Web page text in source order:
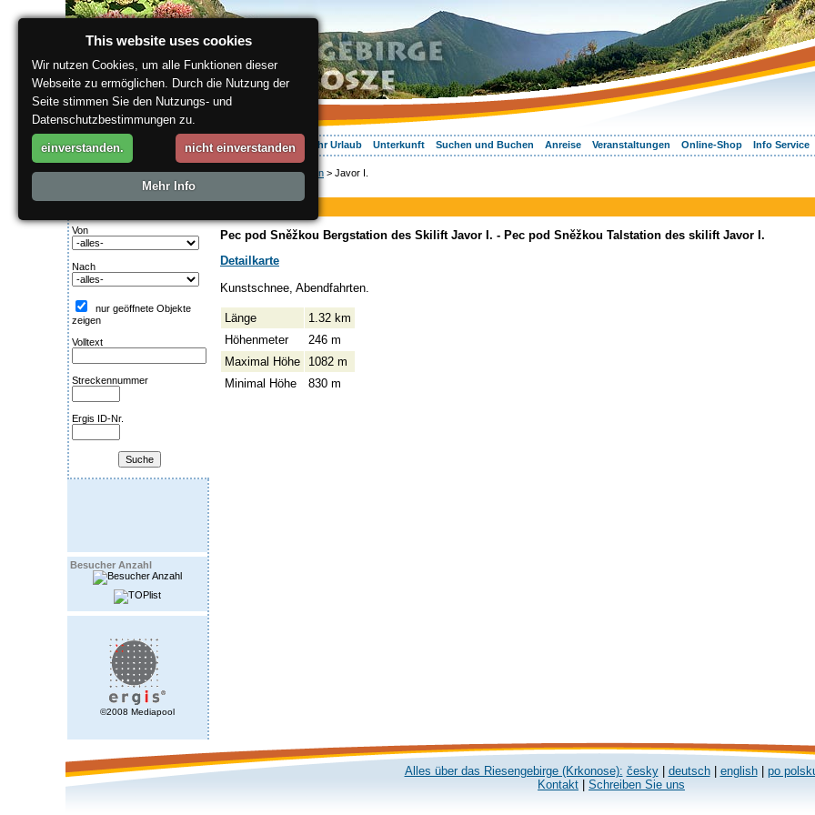
Über die Region Aktiv Erleben Entspannung Ihr Urlaub Unterkunft Suchen und Buchen Anreise Veranstaltungen Online-Shop Info Service
Von
Nach
nur geöffnete Objekte
zeigen
Volltext
Streckennummer
Ergis ID-Nr.
Besucher Anzahl
©2008 Mediapool
ergis.cz>Aktiv Erleben > Javor I.
Javor I.
Pec pod Sněžkou Bergstation des Skilift Javor I. - Pec pod Sněžkou Talstation des skilift Javor I.
Detailkarte
Kunstschnee, Abendfahrten.
Länge
1.32 km
Höhenmeter
246 m
Maximal Höhe
1082 m
Minimal Höhe
830 m
Alles über das Riesengebirge (Krkonose): česky| deutsch| english| po
Kontakt
Schreiben Sie uns
This website uses cookies
Wir nutzen Cookies, um alle Funktionen dieser
Webseite zu ermöglichen. Durch die Nutzung der
Seite stimmen Sie den Nutzungs- und
Datenschutzbestimmungen zu.
einverstanden. nicht einverstanden
Mehr Info